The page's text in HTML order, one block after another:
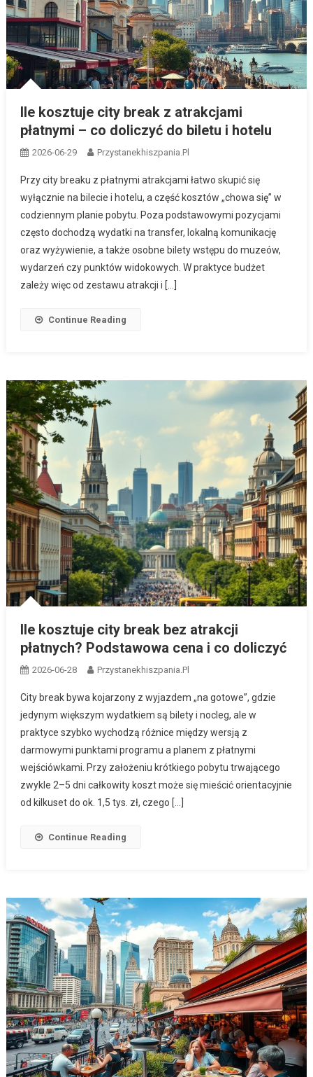
Ile kosztuje city break z atrakcjami
płatnymi – co doliczyć do biletu i hotelu
2026-06-29 Przystanekhiszpania.pl
Przy city breaku z płatnymi atrakcjami łatwo skupić się
wyłącznie na bilecie i hotelu, a część kosztów „chowa się” w
codziennym planie pobytu. Poza podstawowymi pozycjami
często dochodzą wydatki na transfer, lokalną komunikację
oraz wyżywienie, a także osobne bilety wstępu do muzeów,
wydarzeń czy punktów widokowych. W praktyce budżet
zależy więc od zestawu atrakcji i […]
Continue Reading
Ile kosztuje city break bez atrakcji
płatnych? Podstawowa cena i co doliczyć
2026-06-28 Przystanekhiszpania.pl
City break bywa kojarzony z wyjazdem „na gotowe”, gdzie
jedynym większym wydatkiem są bilety i nocleg, ale w
praktyce szybko wychodzą różnice między wersją z
darmowymi punktami programu a planem z płatnymi
wejściówkami. Przy założeniu krótkiego pobytu trwającego
zwykle 2–5 dni całkowity koszt może się mieścić orientacyjnie
od kilkuset do ok. 1,5 tys. zł, czego […]
Continue Reading